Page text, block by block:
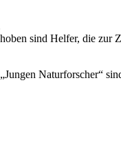
sind Helfer, die zur
Naturforscher“